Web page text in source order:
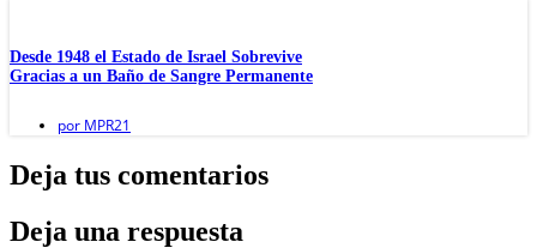
Desde 1948 el Estado de Israel Sobrevive
Gracias a un Baño de Sangre Permanente
por MPR21
Deja tus comentarios
Deja una respuesta